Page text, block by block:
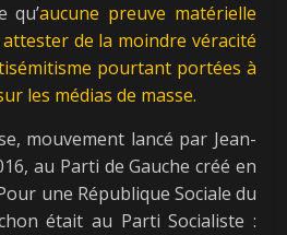
qu’aucune preuve matérielle
de la moindre véracité
pourtant portées à
les médias de masse.
mouvement lancé par Jean-
au Parti de Gauche créé en
une République Sociale du
était au Parti Socialiste :